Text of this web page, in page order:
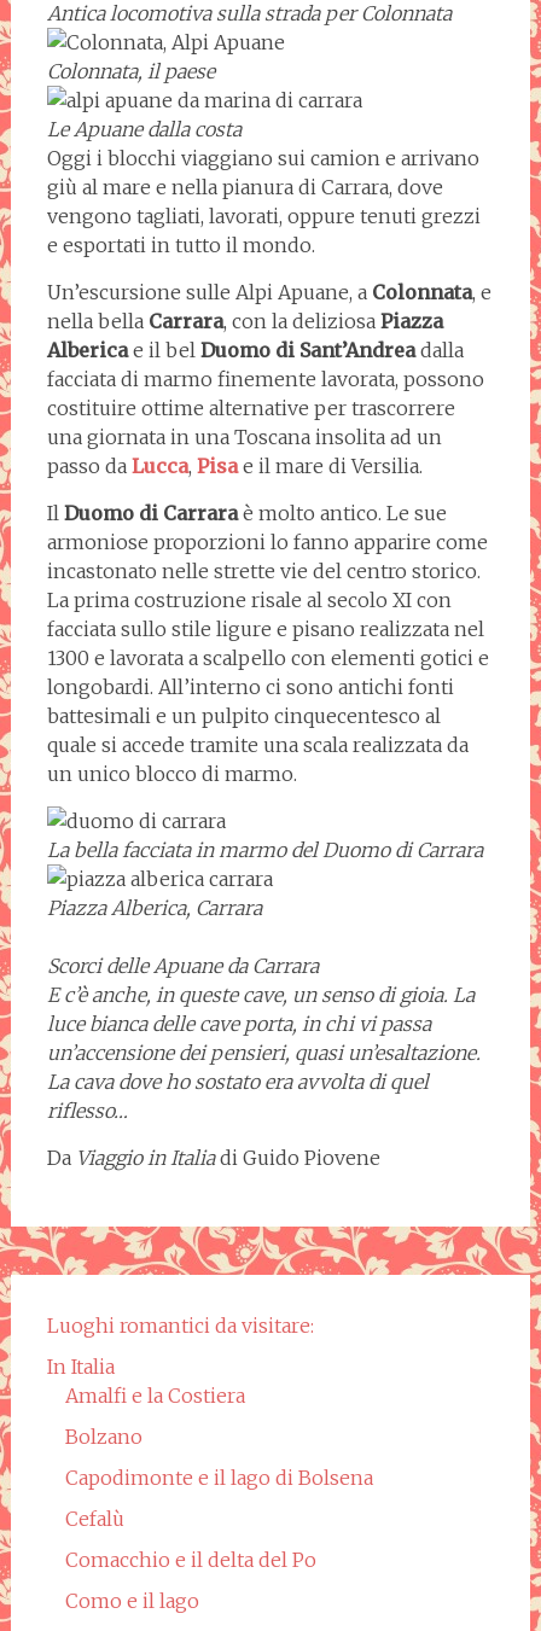
Antica locomotiva sulla strada per Colonnata
Colonnata, il paese
Le Apuane dalla costa
Oggi i blocchi viaggiano sui camion e arrivano
giù al mare e nella pianura di Carrara, dove
vengono tagliati, lavorati, oppure tenuti grezzi
e esportati in tutto il mondo.
Un’escursione sulle Alpi Apuane, a Colonnata, e
nella bella Carrara, con la deliziosa Piazza
Albericae il bel Duomo di Sant’Andreadalla
facciata di marmo finemente lavorata, possono
costituire ottime alternative per trascorrere
una giornata in una Toscana insolita ad un
passo da Lucca, Pisae il mare di Versilia.
Il Duomo di Carraraè molto antico. Le sue
armoniose proporzioni lo fanno apparire come
incastonato nelle strette vie del centro storico.
La prima costruzione risale al secolo XI con
facciata sullo stile ligure e pisano realizzata nel
1300 e lavorata a scalpello con elementi gotici e
longobardi. All’interno ci sono antichi fonti
battesimali e un pulpito cinquecentesco al
quale si accede tramite una scala realizzata da
un unico blocco di marmo.
La bella facciata in marmo del Duomo di Carrara
Piazza Alberica, Carrara
Scorci delle Apuane da Carrara
E c’è anche, in queste cave, un senso di gioia. La
luce bianca delle cave porta, in chi vi passa
un’accensione dei pensieri, quasi un’esaltazione.
La cava dove ho sostato era avvolta di quel
riflesso…
Da Viaggio in Italiadi Guido Piovene
Luoghi romantici da visitare:
In Italia
Amalfi e la Costiera
Bolzano
Capodimonte e il lago di Bolsena
Cefalù
Comacchio e il delta del Po
Como e il lago